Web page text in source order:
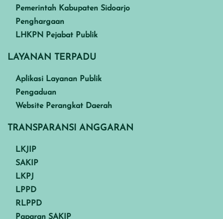
Pemerintah Kabupaten Sidoarjo
Penghargaan
LHKPN Pejabat Publik
LAYANAN TERPADU
Aplikasi Layanan Publik
Pengaduan
Website Perangkat Daerah
TRANSPARANSI ANGGARAN
LKJIP
SAKIP
LKPJ
LPPD
RLPPD
Paparan SAKIP